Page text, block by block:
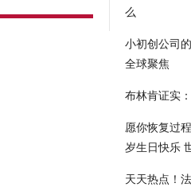
么
小初创公司
全球聚焦
布林肯证实
愿你恢复过
岁生日快乐
天天热点！